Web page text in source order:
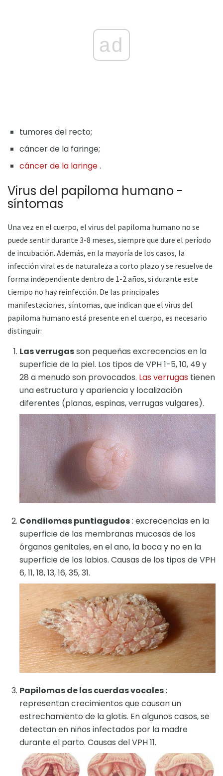
ad
tumores del recto;
cáncer de la faringe;
cáncer de la laringe.
Virus del papiloma humano -
síntomas
Una vez en el cuerpo, el virus del papiloma humano no se
puede sentir durante 3-8 meses, siempre que dure el período
de incubación. Además, en la mayoría de los casos, la
infección viral es de naturaleza a corto plazo y se resuelve de
forma independiente dentro de 1-2 años, si durante este
tiempo no hay reinfección. De las principales
manifestaciones, síntomas, que indican que el virus del
papiloma humano está presente en el cuerpo, es necesario
distinguir:
Las verrugasson pequeñas excrecencias en la
superficie de la piel. Los tipos de VPH 1-5, 10, 49 y
28 a menudo son provocados. Las verrugas tienen
una estructura y apariencia y localización
diferentes (planas, espinas, verrugas vulgares).
Condilomas puntiagudos: excrecencias en la
superficie de las membranas mucosas de los
órganos genitales, en el ano, la boca y no en la
superficie de los labios. Causas de los tipos de VPH
6, 11, 18, 13, 16, 35, 31.
Papilomas de las cuerdas vocales:
representan crecimientos que causan un
estrechamiento de la glotis. En algunos casos, se
detectan en niños infectados por la madre
durante el parto. Causas del VPH 11.